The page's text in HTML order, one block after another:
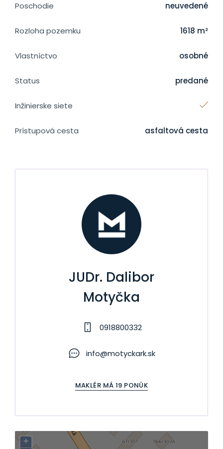
Poschodie neuvedené
Rozloha pozemku 1618 m²
Vlastníctvo osobné
Status predané
Inžinierske siete
Prístupová cesta asfaltová cesta
JUDr. Dalibor
Motyčka
0918800332
info@motyckark.sk
MAKLÉR MÁ 19 PONÚK
+